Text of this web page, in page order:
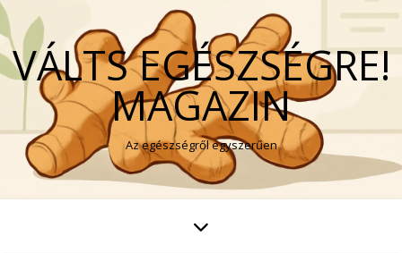
VÁLTS EGÉSZSÉGRE!
MAGAZIN
Az egészségről egyszerűen